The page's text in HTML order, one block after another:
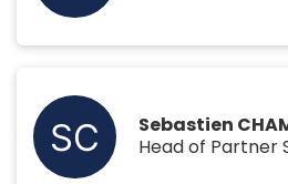
Sebastien
Head of Partner